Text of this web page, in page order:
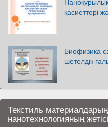
қасиеттері
Биофизика
шетелдік
Текстиль
нанотехнологияның